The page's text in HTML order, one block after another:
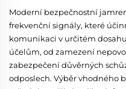
Moderní bezpečnostní
frekvenční signály, které
komunikaci v určitém
účelům, od zamezení
zabezpečení důvěrných
odposlech. Výběr vhodného